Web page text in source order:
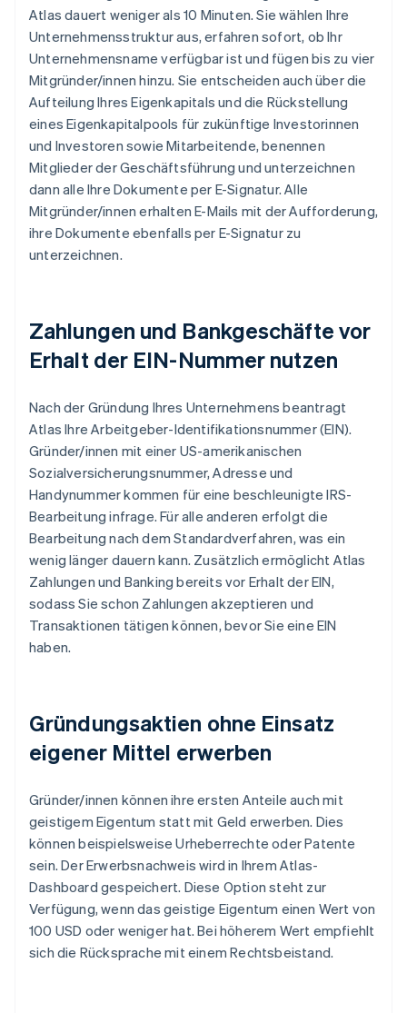
Atlas dauert weniger als 10 Minuten. Sie wählen Ihre
Unternehmensstruktur aus, erfahren sofort, ob Ihr
Unternehmensname verfügbar ist und fügen bis zu vier
Mitgründer/innen hinzu. Sie entscheiden auch über die
Aufteilung Ihres Eigenkapitals und die Rückstellung
eines Eigenkapitalpools für zukünftige Investorinnen
und Investoren sowie Mitarbeitende, benennen
Mitglieder der Geschäftsführung und unterzeichnen
dann alle Ihre Dokumente per E-Signatur. Alle
Mitgründer/innen erhalten E-Mails mit der Aufforderung,
ihre Dokumente ebenfalls per E-Signatur zu
unterzeichnen.
Zahlungen und Bankgeschäfte vor
Erhalt der EIN-Nummer nutzen
Nach der Gründung Ihres Unternehmens beantragt
Atlas Ihre Arbeitgeber-Identifikationsnummer (EIN).
Gründer/innen mit einer US-amerikanischen
Sozialversicherungsnummer, Adresse und
Handynummer kommen für eine beschleunigte IRS-
Bearbeitung infrage. Für alle anderen erfolgt die
Bearbeitung nach dem Standardverfahren, was ein
wenig länger dauern kann. Zusätzlich ermöglicht Atlas
Zahlungen und Banking bereits vor Erhalt der EIN,
sodass Sie schon Zahlungen akzeptieren und
Transaktionen tätigen können, bevor Sie eine EIN
haben.
Gründungsaktien ohne Einsatz
eigener Mittel erwerben
Gründer/innen können ihre ersten Anteile auch mit
geistigem Eigentum statt mit Geld erwerben. Dies
können beispielsweise Urheberrechte oder Patente
sein. Der Erwerbsnachweis wird in Ihrem Atlas-
Dashboard gespeichert. Diese Option steht zur
Verfügung, wenn das geistige Eigentum einen Wert von
100 USD oder weniger hat. Bei höherem Wert empfiehlt
sich die Rücksprache mit einem Rechtsbeistand.